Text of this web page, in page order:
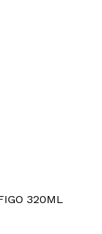
320ML